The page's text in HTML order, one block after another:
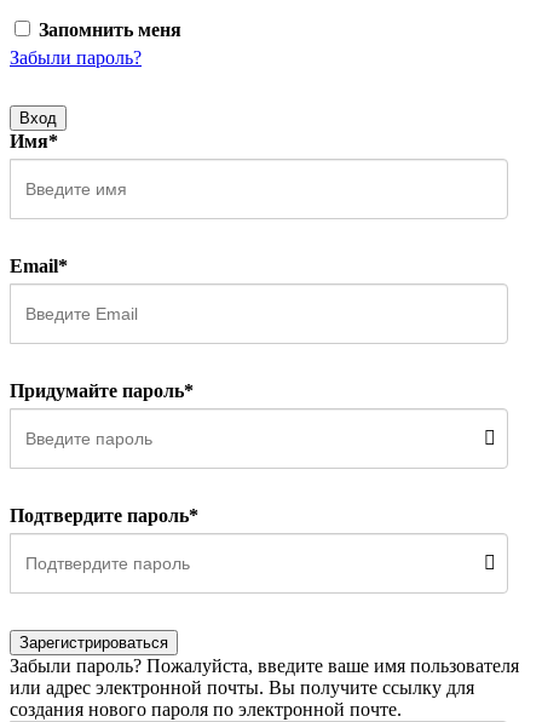
Запомнить меня
Забыли пароль?
Вход
Имя*
Email*
Придумайте пароль*
Подтвердите пароль*
Зарегистрироваться
Забыли пароль? Пожалуйста, введите ваше имя пользователя
или адрес электронной почты. Вы получите ссылку для
создания нового пароля по электронной почте.